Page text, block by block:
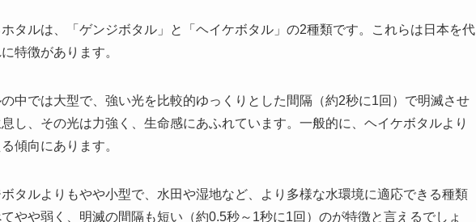
タルは、「ゲンジボタル」と「ヘイケボタル」の2種類です。これらは日本を代
特徴があります。
中では大型で、強い光を比較的ゆっくりとした間隔（約2秒に1回）で明滅させ
し、その光は力強く、生命感にあふれています。一般的に、ヘイケボタルより
傾向にあります。
タルよりもやや小型で、水田や湿地など、より多様な水環境に適応できる種類
やや弱く、明滅の間隔も短い（約0.5秒～1秒に1回）のが特徴と言えるでしょ